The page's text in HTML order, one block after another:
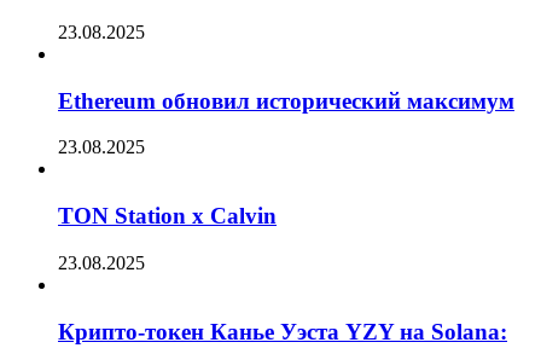
23.08.2025
Ethereum обновил исторический максимум
23.08.2025
TON Station x Calvin
23.08.2025
Крипто-токен Канье Уэста YZY на Solana: